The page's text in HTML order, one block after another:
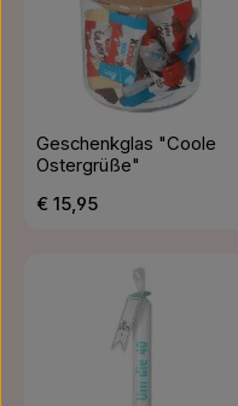
Geschenkglas "Coole
Ostergrüße"
Regulärer Preis:
€ 15,95